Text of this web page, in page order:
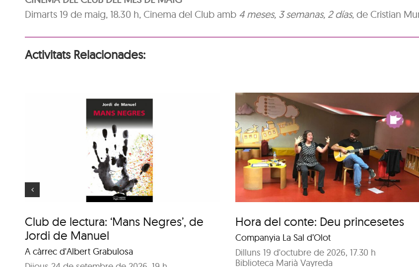
Dimarts 19 de maig, 18.30 h, Cinema del Club amb 4 meses, 3 semanas, 2 días, de Cristian
Activitats Relacionades:
Club de lectura: ‘Mans Negres’, de
Jordi de Manuel
A càrrec d'Albert Grabulosa
Hora del conte: Deu
princesetes
Hora del conte: Deu princesetes
Companyia La Sal d’Olot
Dilluns 19 d'octubre de 2026, 17.30 h
Biblioteca Marià Vayreda
Hora del conte per a
nadons: La festa
d’aniversari